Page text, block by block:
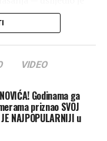
u istoriju kao jedna
regiona, a
Republika Srpska
i
pa čak i za samo
ranije
VIDEO
Godinama ga
priznao SVOJ
NAJPOPULARNIJI u